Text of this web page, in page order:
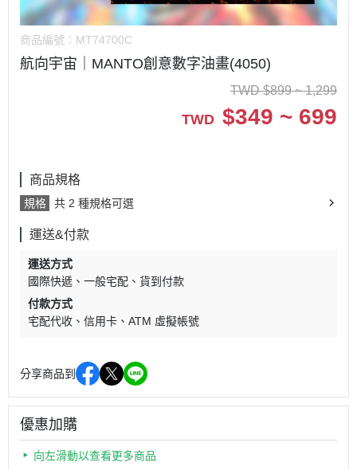
商品編號： MT74700C
航向宇宙｜MANTO創意數字油畫(4050)
TWD $899 ~ 1,299
TWD $349 ~ 699
商品規格
規格 共 2 種規格可選
運送&付款
運送方式
國際快遞
一般宅配
貨到付款
付款方式
宅配代收
信用卡 ATM 虛擬帳號
分享商品到
優惠加購
向左滑動以查看更多商品